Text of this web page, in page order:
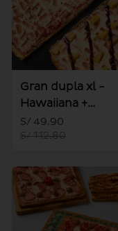
Gran dupla xl -
Hawaiiana +
Americana
S/ 49.90
S/ 112.80